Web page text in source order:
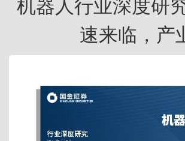
机器人行业深度研
速来临，产